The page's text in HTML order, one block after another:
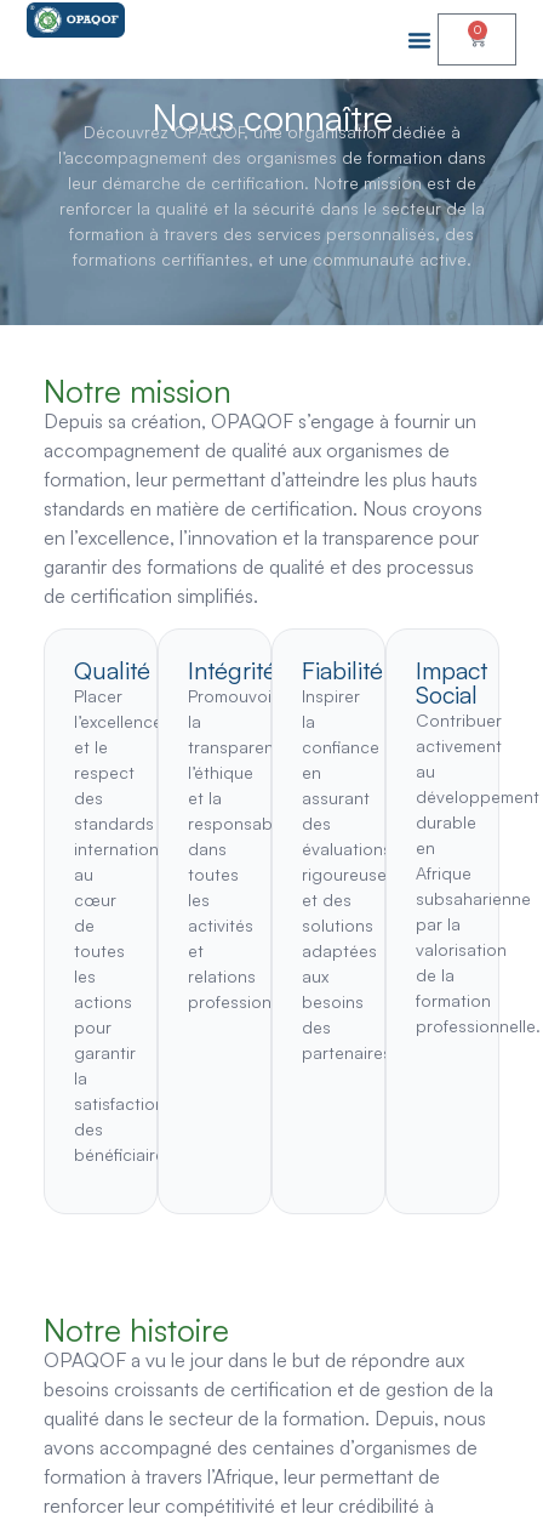
0
Nous connaître
Découvrez OPAQOF, une organisation dédiée à
l’accompagnement des organismes de formation dans
leur démarche de certification. Notre mission est de
renforcer la qualité et la sécurité dans le secteur de la
formation à travers des services personnalisés, des
formations certifiantes, et une communauté active.
Notre mission
Depuis sa création, OPAQOF s’engage à fournir un
accompagnement de qualité aux organismes de
formation, leur permettant d’atteindre les plus hauts
standards en matière de certification. Nous croyons
en l’excellence, l’innovation et la transparence pour
garantir des formations de qualité et des processus
de certification simplifiés.
Qualité
Placer
l’excellence
et le
respect
des
standards
internationaux
au
cœur
de
toutes
les
actions
pour
garantir
la
satisfaction
des
bénéficiaires.
Intégrité
Promouvoir
la
transparence,
l’éthique
et la
responsabilité
dans
toutes
les
activités
et
relations
professionnelles.
Fiabilité
Inspirer
la
confiance
en
assurant
des
évaluations
rigoureuses
et des
solutions
adaptées
aux
besoins
des
partenaires.
Impact
Social
Contribuer
activement
au
développement
durable
en
Afrique
subsaharienne
par la
valorisation
de la
formation
professionnelle.
Notre histoire
OPAQOF a vu le jour dans le but de répondre aux
besoins croissants de certification et de gestion de la
qualité dans le secteur de la formation. Depuis, nous
avons accompagné des centaines d’organismes de
formation à travers l’Afrique, leur permettant de
renforcer leur compétitivité et leur crédibilité à